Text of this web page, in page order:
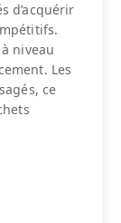
d’acquérir
niveau
Les
ce